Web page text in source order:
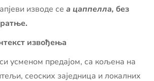
изводе се а цаппелла, без
извођења
усменом предајом, са кољена на
сеоских заједница и локалних